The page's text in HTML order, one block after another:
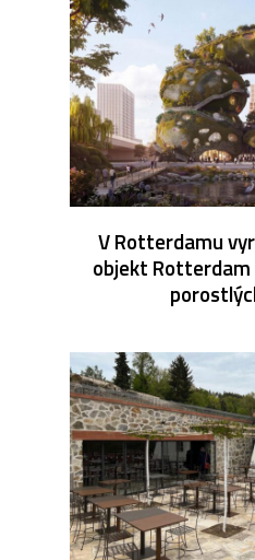
V Rotterdamu
objekt Rotterdam